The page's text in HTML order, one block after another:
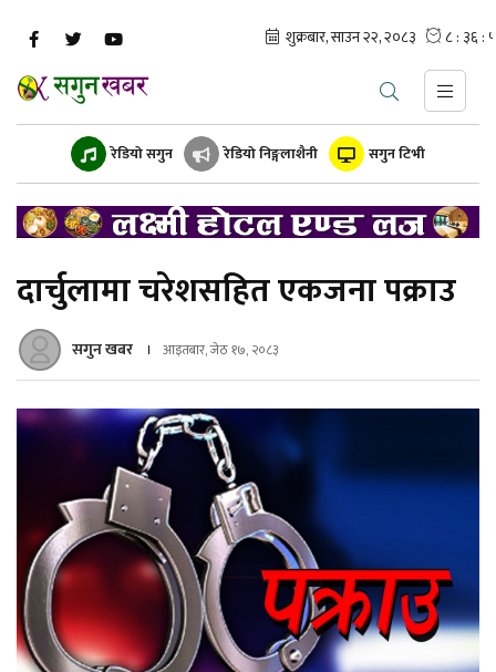
रेडियो सगुन रेडियो निङ्गलाशैनी सगुन टिभी
दार्चुलामा चरेशसहित एकजना पक्राउ
सगुन खबर आइतबार, जेठ १७, २०८३